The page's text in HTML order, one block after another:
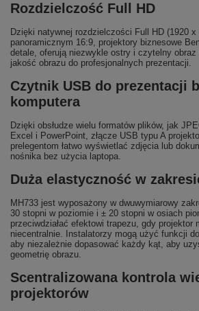
Rozdzielczość Full HD
Dzięki natywnej rozdzielczości Full HD (1920
panoramicznym 16:9, projektory biznesowe
detale, oferują niezwykle ostry i czytelny obraz
jakość obrazu do profesjonalnych prezentacji.
Czytnik USB do prezentacji
komputera
Dzięki obsłudze wielu formatów plików, jak
Excel i PowerPoint, złącze USB typu A
prelegentom łatwo wyświetlać zdjęcia lub
nośnika bez użycia laptopa.
Duża elastyczność w
MH733 jest wyposażony w dwuwymiarowy
30 stopni w poziomie i ± 20 stopni w osiach
przeciwdziałać efektowi trapezu, gdy projektor
niecentralnie. Instalatorzy mogą użyć funkcji
aby niezależnie dopasować każdy kąt, aby
geometrię obrazu.
Scentralizowana kontrola
projektorów